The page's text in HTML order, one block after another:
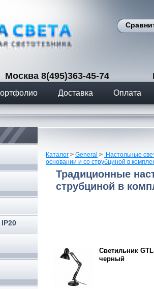
Москва 8(495)363-45-74 РМ,
Доставка Оплата
Каталог > General > Настольные
основании и со струбциной в
Традиционные
струбциной в
Светильник
черный